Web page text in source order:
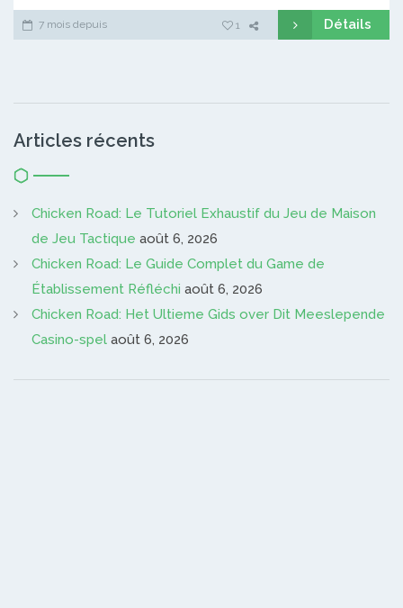
7 mois depuis 1 Détails
Articles récents
Chicken Road: Le Tutoriel Exhaustif du Jeu de Maison
de Jeu Tactique août 6, 2026
Chicken Road: Le Guide Complet du Game de
Établissement Réfléchi août 6, 2026
Chicken Road: Het Ultieme Gids over Dit Meeslepende
Casino-spel août 6, 2026